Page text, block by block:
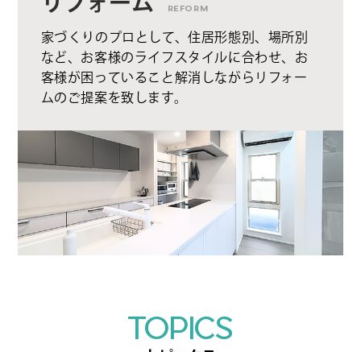
REFORM
家づくりのプロとして、住居形態別、場所別
など、お客様のライフスタイルに合わせ、お
客様が困っていること解消しながらリフォー
ムのご提案を致します。
TOPICS